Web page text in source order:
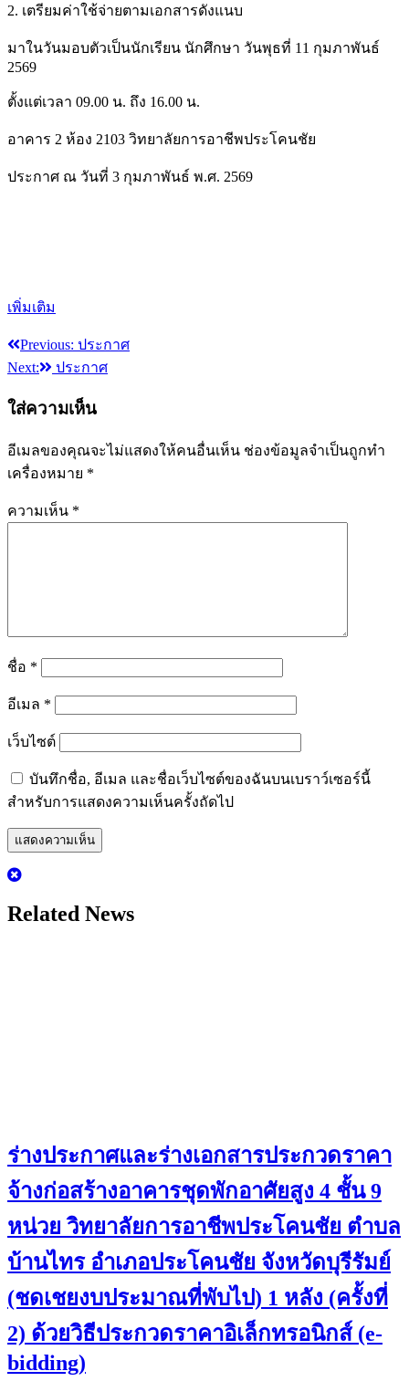
2. เตรียมค่าใช้จ่ายตามเอกสารดังแนบ
มาในวันมอบตัวเป็นนักเรียน นักศึกษา วันพุธที่ 11 กุมภาพันธ์
2569
ตั้งแต่เวลา 09.00 น. ถึง 16.00 น.
อาคาร 2 ห้อง 2103 วิทยาลัยการอาชีพประโคนชัย
ประกาศ ณ วันที่ 3 กุมภาพันธ์ พ.ศ. 2569
เพิ่มเติม
แนะแนว
Previous: ประกาศ
Next:
ประกาศ
ใส่ความเห็น
อีเมลของคุณจะไม่แสดงให้คนอื่นเห็น ช่องข้อมูลจำเป็นถูกทำ
เครื่องหมาย *
ความเห็น *
ชื่อ *
อีเมล *
เว็บไซต์
บันทึกชื่อ, อีเมล และชื่อเว็บไซต์ของฉันบนเบราว์เซอร์นี้
สำหรับการแสดงความเห็นครั้งถัดไป
Related News
ร่างประกาศและร่างเอกสารประกวดราคา
จ้างก่อสร้างอาคารชุดพักอาศัยสูง 4 ชั้น 9
หน่วย วิทยาลัยการอาชีพประโคนชัย ตำบล
บ้านไทร อำเภอประโคนชัย จังหวัดบุรีรัมย์
(ชดเชยงบประมาณที่พับไป) 1 หลัง (ครั้งที่
2) ด้วยวิธีประกวดราคาอิเล็กทรอนิกส์ (e-
bidding)